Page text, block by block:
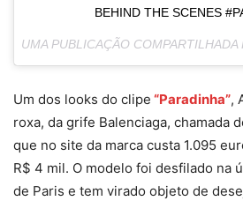
BEHIND THE SCENES
Um dos looks do clipe “Paradinha”,
roxa, da grife Balenciaga, chamada
que no site da marca custa 1.095
R$ 4 mil. O modelo foi desfilado na
de Paris e tem virado objeto de